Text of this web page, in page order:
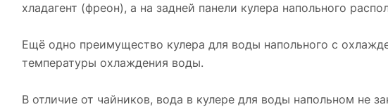
хладагент (фреон), а на задней панели кулера напольного
Ещё одно преимущество кулера для воды напольного с
температуры охлаждения воды.
В отличие от чайников, вода в кулере для воды напольном не